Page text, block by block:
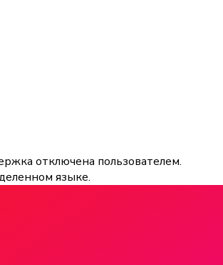
отключена пользователем.
языке.